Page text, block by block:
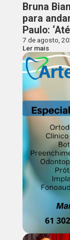
Bruna
para
Paulo:
7 de agosto,
Ler mais